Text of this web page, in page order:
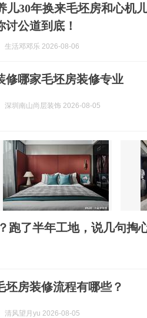
儿30年换来毛坯房和心机
讨公道到底！
生活邓邓乐 2026-08-06
修哪家毛坯房装修专业
深圳南山尚层装饰 2026-08-05
跑了半年工地，说几句掏
坯房装修流程有哪些？
清风望月yu 2026-08-05